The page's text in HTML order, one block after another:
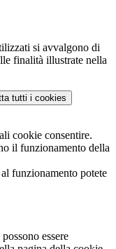
si avvalgono di
finalità illustrate nella
tutti i cookies
cookie consentire.
il funzionamento della
funzionamento potete
essere